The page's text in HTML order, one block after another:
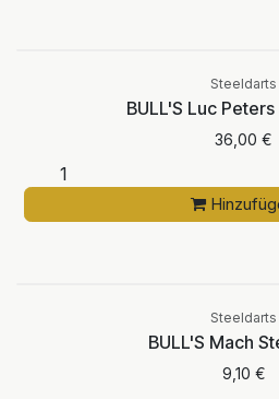
Steeldarts
BULL'S Luc
36,00 €
Steeldarts
BULL'S Mach
9,10 €